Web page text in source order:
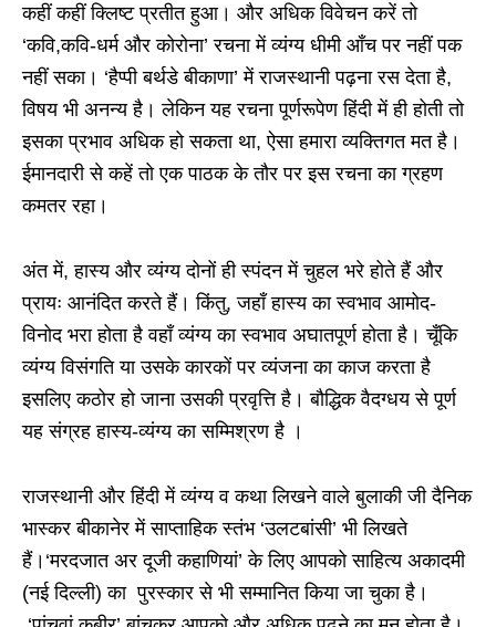
कहीं कहीं क्लिष्ट प्रतीत हुआ। और अधिक विवेचन करें तो
‘कवि,कवि-धर्म और कोरोना’ रचना में व्यंग्य धीमी आँच पर नहीं पक
नहीं सका। ‘हैप्पी बर्थडे बीकाणा’ में राजस्थानी पढ़ना रस देता है,
विषय भी अनन्य है। लेकिन यह रचना पूर्णरूपेण हिंदी में ही होती तो
इसका प्रभाव अधिक हो सकता था, ऐसा हमारा व्यक्तिगत मत है।
ईमानदारी से कहें तो एक पाठक के तौर पर इस रचना का ग्रहण
कमतर रहा।
अंत में, हास्य और व्यंग्य दोनों ही स्पंदन में चुहल भरे होते हैं और
प्रायः आनंदित करते हैं। किंतु, जहाँ हास्य का स्वभाव आमोद-
विनोद भरा होता है वहाँ व्यंग्य का स्वभाव अघातपूर्ण होता है। चूँकि
व्यंग्य विसंगति या उसके कारकों पर व्यंजना का काज करता है
इसलिए कठोर हो जाना उसकी प्रवृत्ति है। बौद्धिक वैदग्धय से पूर्ण
यह संग्रह हास्य-व्यंग्य का सम्मिश्रण है ।
राजस्थानी और हिंदी में व्यंग्य व कथा लिखने वाले बुलाकी जी दैनिक
भास्कर बीकानेर में साप्ताहिक स्तंभ ‘उलटबांसी’ भी लिखते
हैं।‘मरदजात अर दूजी कहाणियां’ के लिए आपको साहित्य अकादमी
(नई दिल्ली) का पुरस्कार से भी सम्मानित किया जा चुका है।